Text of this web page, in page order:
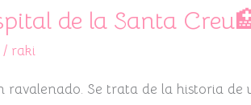
de la Santa
/ raki
ravalenado. Se trata de la historia